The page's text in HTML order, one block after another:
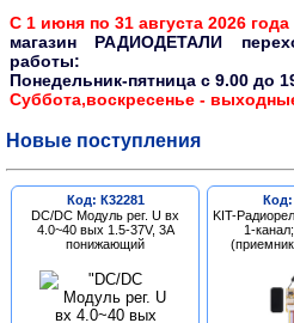
С 1 июня по 31 августа 2026 года
магазин РАДИОДЕТАЛИ
работы:
Понедельник-пятница c 9.00 до
Суббота,воскресенье -
Новые поступления
Код: К32281
DC/DC Модуль рег. U вх
4.0~40 вых 1.5-37V, 3A
понижающий
Код:
KIT-
1-